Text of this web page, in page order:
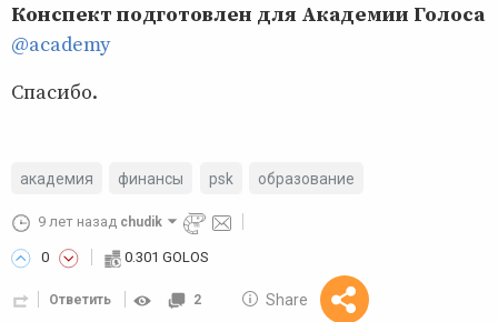
Конспект подготовлен для Академии Голоса
@academy
Спасибо.
академия финансы psk образование
9 лет назад chudik
0 0.301 GOLOS
Ответить 2 Share
Reward
10 GOLOS